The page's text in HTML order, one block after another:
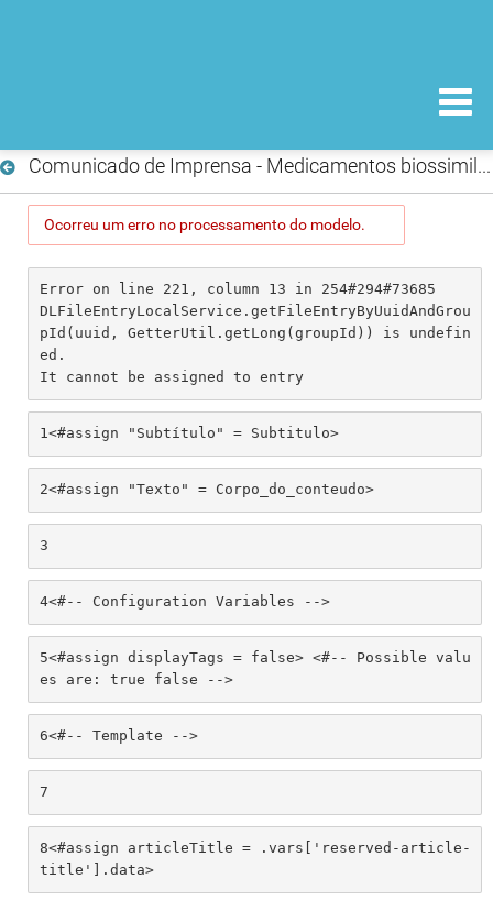
Comunicado de Imprensa - Medicamentos biossimilares
Ocorreu um erro no processamento do modelo.
Error on line 221, column 13 in 254#294#73685
DLFileEntryLocalService.getFileEntryByUuidAndGrou
pId(uuid, GetterUtil.getLong(groupId)) is undefin
ed.
It cannot be assigned to entry
1<#assign "Subtítulo" = Subtitulo>
2<#assign "Texto" = Corpo_do_conteudo>
3
4<#-- Configuration Variables -->
5<#assign displayTags = false> <#-- Possible valu
es are: true false -->
6<#-- Template -->
7
8<#assign articleTitle = .vars['reserved-article-
title'].data>